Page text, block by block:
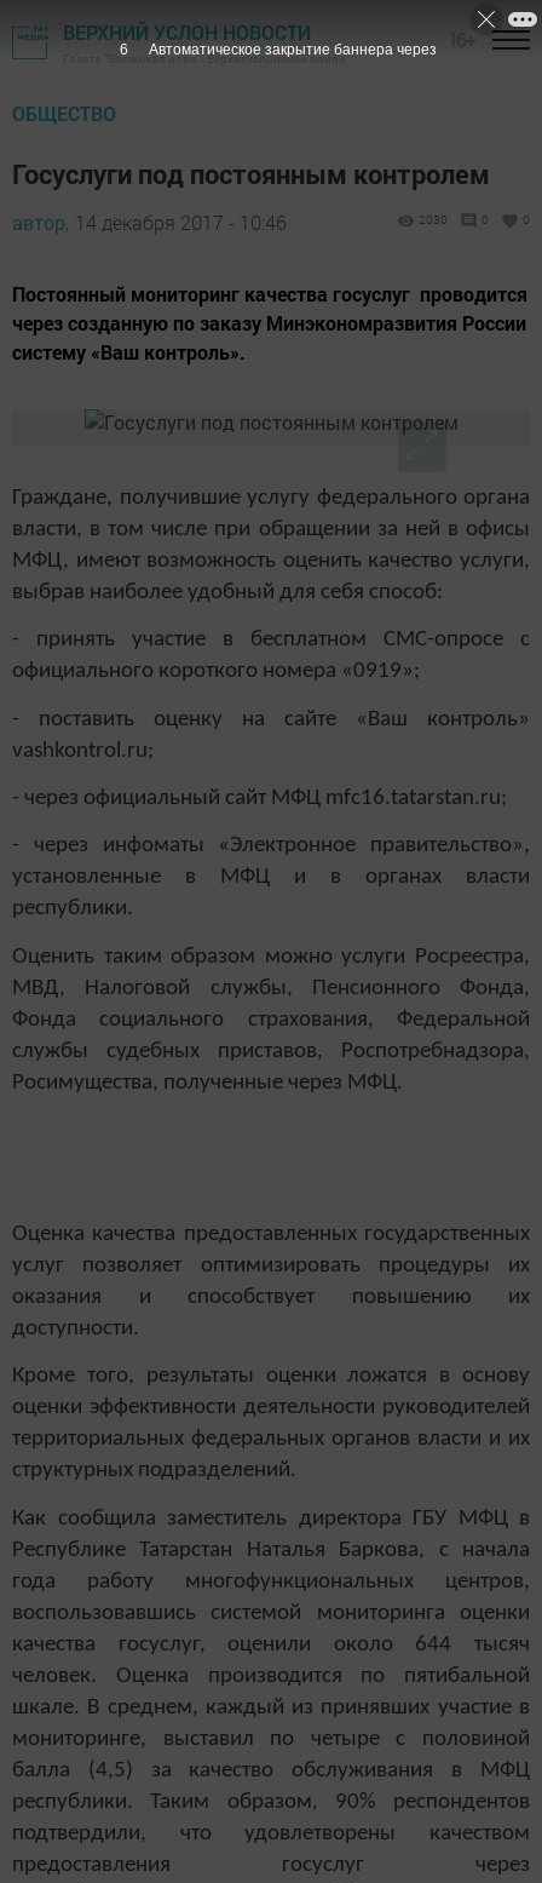
ВЕРХНИЙ УСЛОН НОВОСТИ
Газета "Волжская новь" - Верхнеуслонский район
ОБЩЕСТВО
Госуслуги под постоянным контролем
автор, 14 декабря 2017 - 10:46 2030 0 0
Постоянный мониторинг качества госуслуг проводится
через созданную по заказу Минэкономразвития России
систему «Ваш контроль».
Граждане, получившие услугу федерального органа
власти, в том числе при обращении за ней в офисы
МФЦ, имеют возможность оценить качество услуги,
выбрав наиболее удобный для себя способ:
- принять участие в бесплатном СМС-опросе с
официального короткого номера «0919»;
- поставить оценку на сайте «Ваш контроль»
vashkontrol.ru;
- через официальный сайт МФЦ mfc16.tatarstan.ru;
- через инфоматы «Электронное правительство»,
установленные в МФЦ и в органах власти
республики.
Оценить таким образом можно услуги Росреестра,
МВД, Налоговой службы, Пенсионного Фонда,
Фонда социального страхования, Федеральной
службы судебных приставов, Роспотребнадзора,
Росимущества, полученные через МФЦ.
Оценка качества предоставленных государственных
услуг позволяет оптимизировать процедуры их
оказания и способствует повышению их
доступности.
Кроме того, результаты оценки ложатся в основу
оценки эффективности деятельности руководителей
территориальных федеральных органов власти и их
структурных подразделений.
Как сообщила заместитель директора ГБУ МФЦ в
Республике Татарстан Наталья Баркова, с начала
года работу многофункциональных центров,
воспользовавшись системой мониторинга оценки
качества госуслуг, оценили около 644 тысяч
человек. Оценка производится по пятибальной
шкале. В среднем, каждый из принявших участие в
мониторинге, выставил по четыре с половиной
балла (4,5) за качество обслуживания в МФЦ
республики. Таким образом, 90% респондентов
подтвердили, что удовлетворены качеством
предоставления госуслуг через
5 Автоматическое закрытие баннера через